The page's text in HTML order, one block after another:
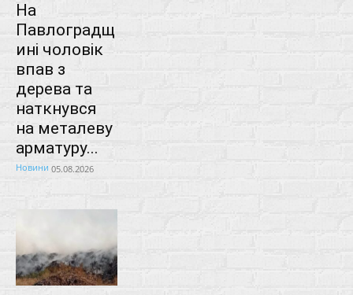
На
Павлоградщ
ині чоловік
впав з
дерева та
наткнувся
на металеву
арматуру...
Новини 05.08.2026